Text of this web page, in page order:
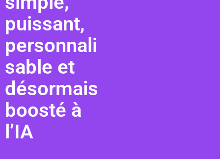
puissant,
personnali
sable et
désormais
boosté à
l’IA